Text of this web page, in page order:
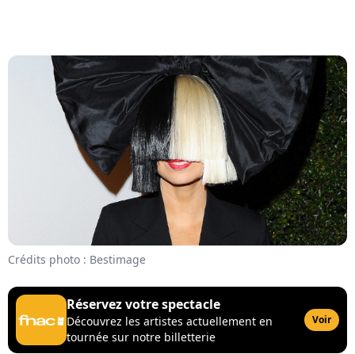
Crédits photo : Bestimage
Réservez votre spectacle
Découvrez les artistes actuellement en
tournée sur notre billetterie
Voir